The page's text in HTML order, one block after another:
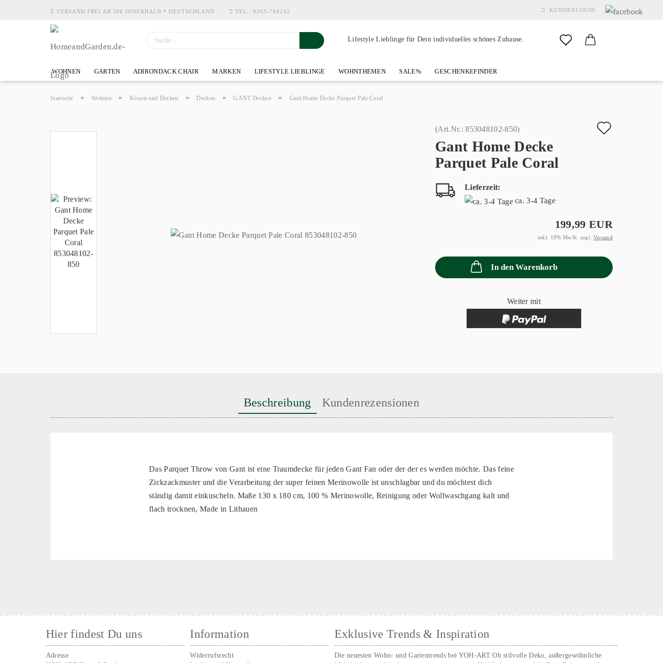
KUNDENLOGIN
Konto erstellen
Passwort vergessen?
VERSAND FREI AB 39€ INNERHALB * DEUTSCHLAND TEL.: 0203-784242
Lifestyle Lieblinge für Dein individuelles schönes Zuhause.
WOHNEN GARTEN ADIRONDACK CHAIR MARKEN LIFESTYLE LIEBLINGE WOHNTHEMEN SALE% GESCHENKEFINDER
Startseite » Wohnen » Kissen und Decken » Decken » GANT Decken » Gant Home Decke Parquet Pale Coral
(Art.Nr.:853048102-850)
Gant Home Decke
Parquet Pale Coral
Lieferzeit:
ca. 3-4 Tage
199,99 EUR
inkl. 19% MwSt. zzgl. Versand
In den Warenkorb
Weiter mit
Beschreibung Kundenrezensionen
Das Parquet Throw von Gant ist eine Traumdecke für jeden Gant Fan oder der der es werden möchte. Das feine
Zickzackmuster und die Verarbeitung der super feinen Merinowolle ist unschlagbar und du möchtest dich
ständig damit einkuscheln. Maße 130 x 180 cm, 100 % Merinowolle, Reinigung oder Wollwaschgang kalt und
flach trocknen, Made in Lithauen
Hier findest Du uns
Adresse
Information
Widerrufsrecht
Exklusive Trends & Inspiration
Die neuesten Wohn- und Gartentrends bei YOH‑ART Ob stilvolle Deko, außergewöhnliche